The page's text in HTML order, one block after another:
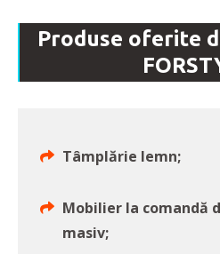
Produse oferite
Tâmplărie lemn;
Mobilier la comandă
masiv;